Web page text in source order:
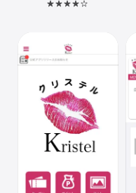
iPhone
Mac
Watch